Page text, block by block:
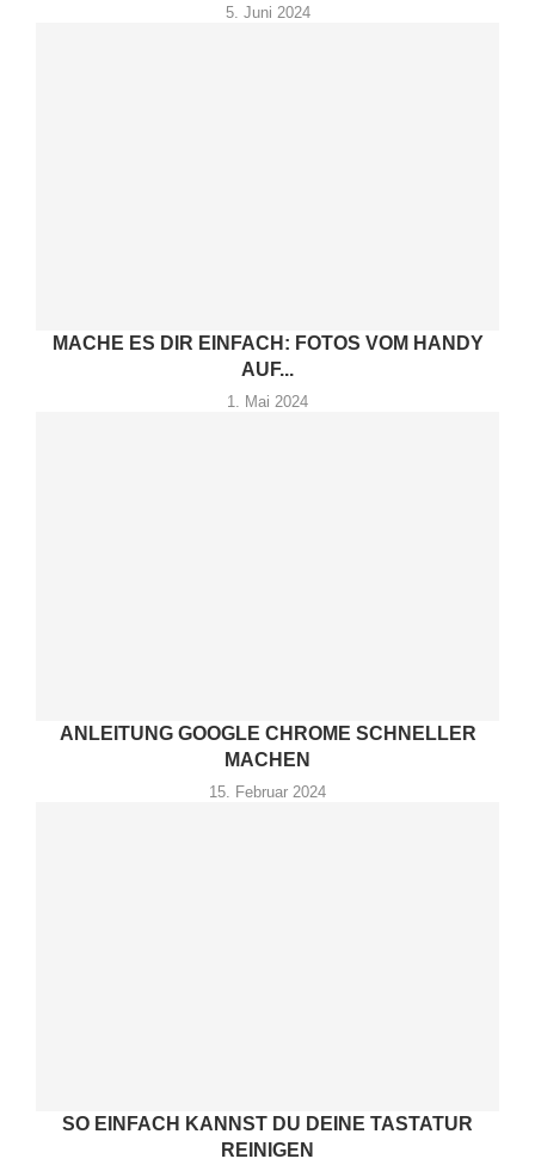
5. Juni 2024
MACHE ES DIR EINFACH: FOTOS VOM HANDY
AUF...
1. Mai 2024
ANLEITUNG GOOGLE CHROME SCHNELLER
MACHEN
15. Februar 2024
SO EINFACH KANNST DU DEINE TASTATUR
REINIGEN